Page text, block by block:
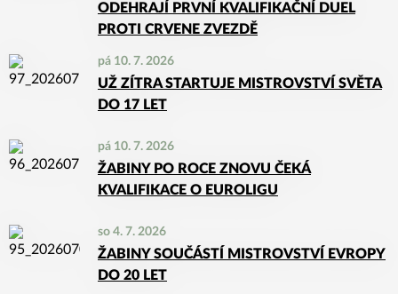
ODEHRAJÍ PRVNÍ KVALIFIKAČNÍ DUEL
PROTI CRVENE ZVEZDĚ
pá 10. 7. 2026
UŽ ZÍTRA STARTUJE MISTROVSTVÍ SVĚTA
DO 17 LET
pá 10. 7. 2026
ŽABINY PO ROCE ZNOVU ČEKÁ
KVALIFIKACE O EUROLIGU
so 4. 7. 2026
ŽABINY SOUČÁSTÍ MISTROVSTVÍ EVROPY
DO 20 LET